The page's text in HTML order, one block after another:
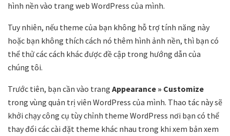
hình nền vào trang web WordPress của mình.
Tuy nhiên, nếu theme của bạn không hỗ trợ tính năng này
hoặc bạn không thích cách nó thêm hình ảnh nền, thì bạn có
thể thử các cách khác được đề cập trong hướng dẫn của
chúng tôi.
Trước tiên, bạn cần vào trang Appearance » Customize
trong vùng quản trị viên WordPress của mình. Thao tác này sẽ
khởi chạy công cụ tùy chỉnh theme WordPress nơi bạn có thể
thay đổi các cài đặt theme khác nhau trong khi xem bản xem